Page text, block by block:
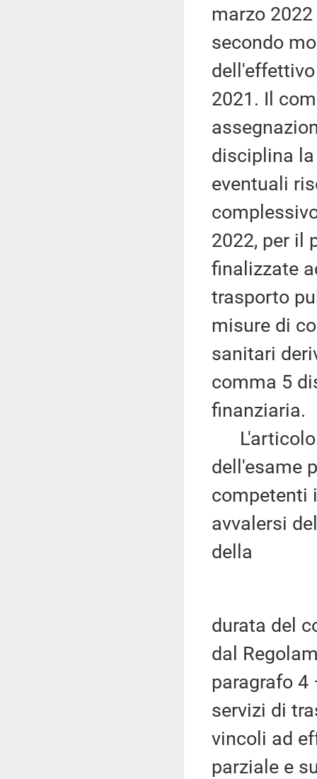
marzo
secondo
2021. Il
disciplina
eventuali
2022, per il
finalizzate
trasporto
misure di
sanitari
comma 5
finanziaria.
L'articolo
dell'esame
competenti
avvalersi
della
durata del
dal
paragrafo 4
servizi di
vincoli ad
parziale e